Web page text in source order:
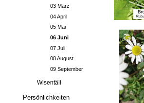
03 März
04 April
05 Mai
06 Juni
07 Juli
08 August
09 September
Wisentäli
Persönlichkeiten